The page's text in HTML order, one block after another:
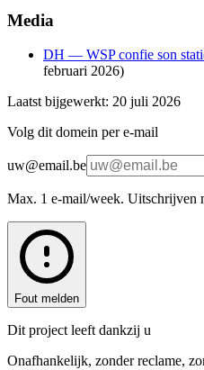
Media
DH — WSP confie son
februari 2026)
Laatst bijgewerkt: 20 juli 2026
Volg dit domein per e-mail
uw@email.be
Max. 1 e-mail/week. Uitschrijven
Fout melden
Dit project leeft dankzij u
Onafhankelijk, zonder reclame,